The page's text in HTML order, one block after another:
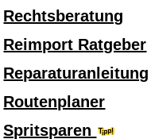
Rechtsberatung
Reimport Ratgeber
Reparaturanleitung
Routenplaner
Spritsparen